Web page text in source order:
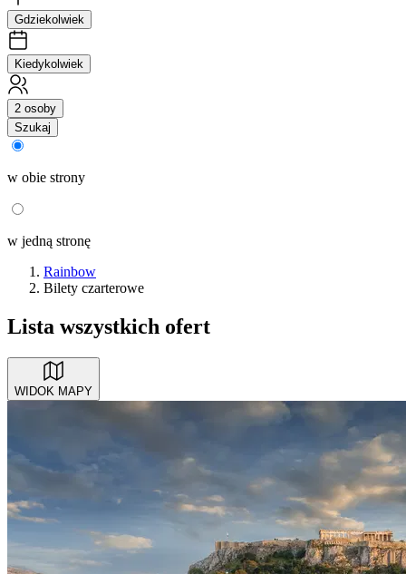
Gdziekolwiek
Kiedykolwiek
2 osoby
Szukaj
w obie strony
w jedną stronę
Rainbow
Bilety czarterowe
Lista wszystkich ofert
WIDOK MAPY